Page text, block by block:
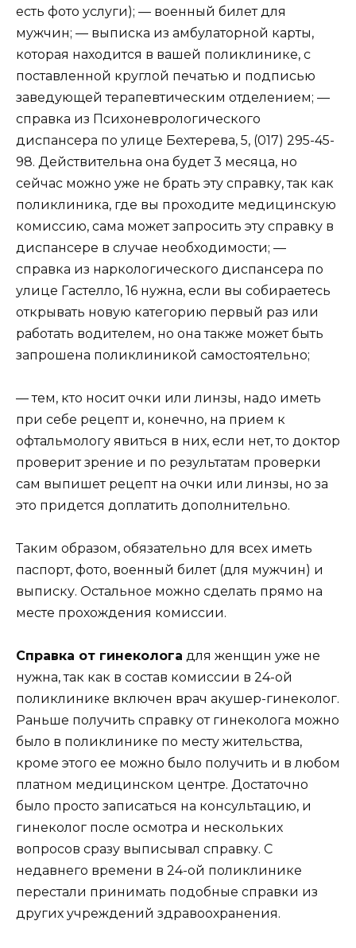
есть фото услуги); — военный билет для
мужчин; — выписка из амбулаторной карты,
которая находится в вашей поликлинике, с
поставленной круглой печатью и подписью
заведующей терапевтическим отделением; —
справка из Психоневрологического
диспансера по улице Бехтерева, 5, (017) 295-45-
98. Действительна она будет 3 месяца, но
сейчас можно уже не брать эту справку, так как
поликлиника, где вы проходите медицинскую
комиссию, сама может запросить эту справку в
диспансере в случае необходимости; —
справка из наркологического диспансера по
улице Гастелло, 16 нужна, если вы собираетесь
открывать новую категорию первый раз или
работать водителем, но она также может быть
запрошена поликлиникой самостоятельно;
— тем, кто носит очки или линзы, надо иметь
при себе рецепт и, конечно, на прием к
офтальмологу явиться в них, если нет, то доктор
проверит зрение и по результатам проверки
сам выпишет рецепт на очки или линзы, но за
это придется доплатить дополнительно.
Таким образом, обязательно для всех иметь
паспорт, фото, военный билет (для мужчин) и
выписку. Остальное можно сделать прямо на
месте прохождения комиссии.
Справка от гинеколога для женщин уже не
нужна, так как в состав комиссии в 24-ой
поликлинике включен врач акушер-гинеколог.
Раньше получить справку от гинеколога можно
было в поликлинике по месту жительства,
кроме этого ее можно было получить и в любом
платном медицинском центре. Достаточно
было просто записаться на консультацию, и
гинеколог после осмотра и нескольких
вопросов сразу выписывал справку. С
недавнего времени в 24-ой поликлинике
перестали принимать подобные справки из
других учреждений здравоохранения.